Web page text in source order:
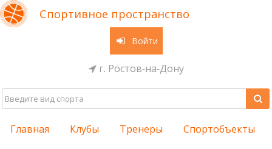
Спортивное пространство
Войти
г. Ростов-на-Дону
Главная Клубы Тренеры Спортобъекты